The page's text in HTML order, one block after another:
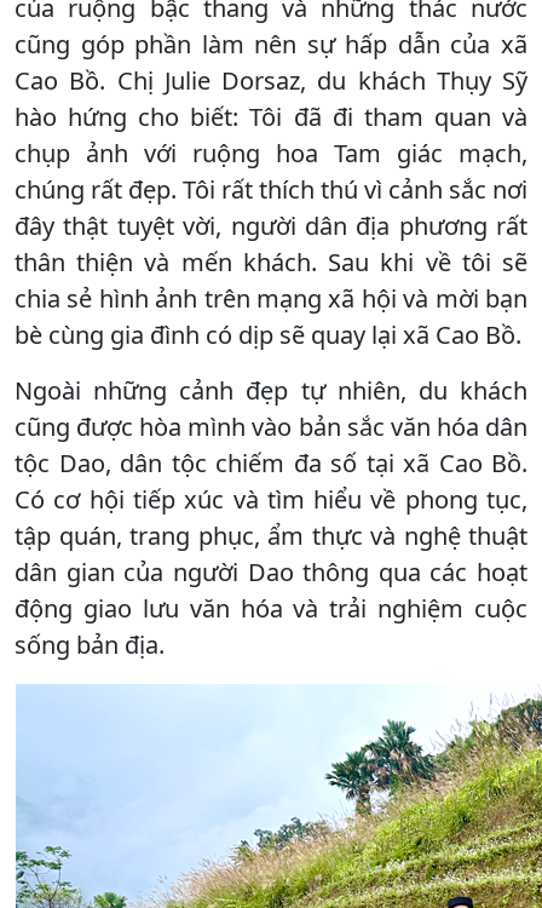
của ruộng bậc thang và những thác nước
cũng góp phần làm nên sự hấp dẫn của xã
Cao Bồ. Chị Julie Dorsaz, du khách Thụy Sỹ
hào hứng cho biết: Tôi đã đi tham quan và
chụp ảnh với ruộng hoa Tam giác mạch,
chúng rất đẹp. Tôi rất thích thú vì cảnh sắc nơi
đây thật tuyệt vời, người dân địa phương rất
thân thiện và mến khách. Sau khi về tôi sẽ
chia sẻ hình ảnh trên mạng xã hội và mời bạn
bè cùng gia đình có dịp sẽ quay lại xã Cao Bồ.
Ngoài những cảnh đẹp tự nhiên, du khách
cũng được hòa mình vào bản sắc văn hóa dân
tộc Dao, dân tộc chiếm đa số tại xã Cao Bồ.
Có cơ hội tiếp xúc và tìm hiểu về phong tục,
tập quán, trang phục, ẩm thực và nghệ thuật
dân gian của người Dao thông qua các hoạt
động giao lưu văn hóa và trải nghiệm cuộc
sống bản địa.